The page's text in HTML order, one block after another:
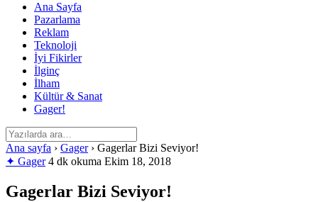
Ana Sayfa
Pazarlama
Reklam
Teknoloji
İyi Fikirler
İlginç
İlham
Kültür & Sanat
Gager!
Ana sayfa › Gager › Gagerlar Bizi Seviyor!
✦ Gager 4 dk okuma Ekim 18, 2018
Gagerlar Bizi Seviyor!